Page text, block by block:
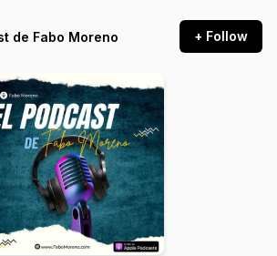
de Fabo Moreno + Follow